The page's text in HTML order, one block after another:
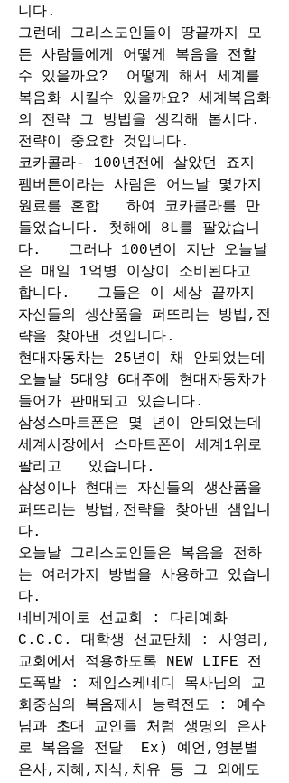
니다.
그런데 그리스도인들이 땅끝까지 모
든 사람들에게 어떻게 복음을 전할
수 있을까요?  어떻게 해서 세계를
복음화 시킬수 있을까요? 세계복음화
의 전략 그 방법을 생각해 봅시다.
전략이 중요한 것입니다.
코카콜라- 100년전에 살았던 죠지
펨버튼이라는 사람은 어느날 몇가지
원료를 혼합   하여 코카콜라를 만
들었습니다. 첫해에 8L를 팔았습니
다.   그러나 100년이 지난 오늘날
은 매일 1억병 이상이 소비된다고
합니다.   그들은 이 세상 끝까지
자신들의 생산품을 퍼뜨리는 방법,전
략을 찾아낸 것입니다.
현대자동차는 25년이 채 안되었는데
오늘날 5대양 6대주에 현대자동차가
들어가 판매되고 있습니다.
삼성스마트폰은 몇 년이 안되었는데
세계시장에서 스마트폰이 세계1위로
팔리고   있습니다.
삼성이나 현대는 자신들의 생산품을
퍼뜨리는 방법,전략을 찾아낸 샘입니
다.
오늘날 그리스도인들은 복음을 전하
는 여러가지 방법을 사용하고 있습니
다.
네비게이토 선교회 : 다리예화
C.C.C. 대학생 선교단체 : 사영리,
교회에서 적용하도록 NEW LIFE 전
도폭발 : 제임스케네디 목사님의 교
회중심의 복음제시 능력전도 : 예수
님과 초대 교인들 처럼 생명의 은사
로 복음을 전달  Ex) 예언,영분별
은사,지혜,지식,치유 등 그 외에도